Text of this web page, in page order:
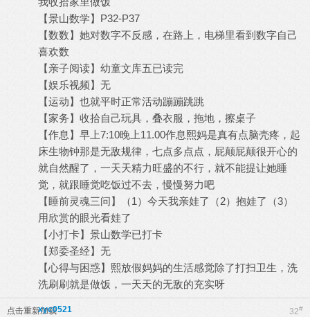
【景山数学】P32-P37
【数数】她对数字不反感，在路上，电梯里看到数字自己
喜欢数
【亲子阅读】幼童文库五已读完
【娱乐视频】无
【运动】也就平时正常活动蹦蹦跳跳
【家务】收拾自己玩具，叠衣服，拖地，擦桌子
【作息】早上7:10晚上11.00作息熙妈是真有点脑壳疼，起
床生物钟那是无敌规律，七点多点点，屁颠屁颠很开心的
就自然醒了，一天天精力旺盛的不行，就不能提让她睡
觉，就跟睡觉吃饭过不去，慢慢努力吧
【睡前灵魂三问】（1）今天我亲娃了（2）抱娃了（3）
用欣赏的眼光看娃了
【小打卡】景山数学已打卡
【郑委圣经】无
【心得与困惑】熙放假妈妈的生活感觉除了打扫卫生，洗
洗刷刷就是做饭，一天天的无敌的充实呀
点击重新加载 32#
xyc0521